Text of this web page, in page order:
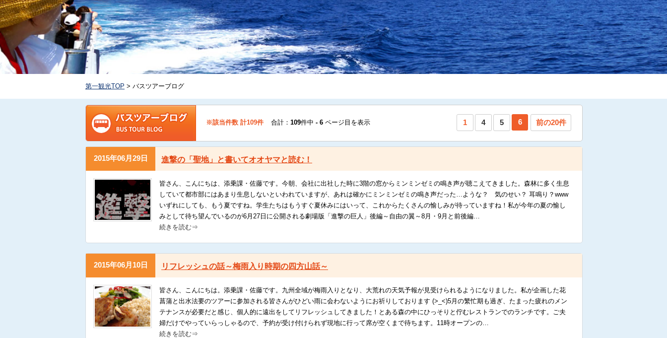
第一観光TOP > バスツアーブログ
※該当件数 計109件 合計： 109件中 - 6 ページ目を表示 1 4 5 6 前の20件
2015年06月29日 進撃の「聖地」と書いてオオヤマと読む！
皆さん、こんにちは、添乗課・佐藤です。今朝、会社に出社した時に3階の窓からミンミンゼミの鳴き声が聴こえてきました。森林に多く生息
していて都市部にはあまり生息しないといわれていますが、あれは確かにミンミンゼミの鳴き声だった…ような？ 気のせい？ 耳鳴り？www
いずれにしても、もう夏ですね。学生たちはもうすぐ夏休みにはいって、これからたくさんの愉しみが待っていますね！私が今年の夏の愉し
みとして待ち望んでいるのが6月27日に公開される劇場版「進撃の巨人」後編～自由の翼～8月・9月と前後編…
続きを読む⇒
2015年06月10日 リフレッシュの話～梅雨入り時期の四方山話～
皆さん、こんにちは。添乗課・佐藤です。九州全域が梅雨入りとなり、大荒れの天気予報が見受けられるようになりました。私が企画した花
菖蒲と出水法要のツアーに参加される皆さんがひどい雨に会わないようにお祈りしております (>_<)5月の繁忙期も過ぎ、たまった疲れのメン
テナンスが必要だと感じ、個人的に遠出をしてリフレッシュしてきました！とある森の中にひっそりと佇むレストランでのランチです。ご夫
婦だけでやっていらっしゃるので、予約が受け付けられず現地に行って席が空くまで待ちます。11時オープンの…
続きを読む⇒